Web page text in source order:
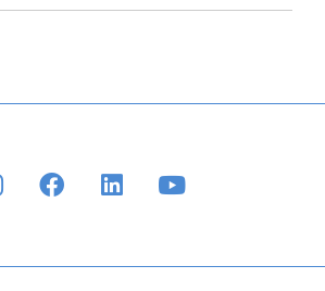
INSTAGRAMFACEBOOKLINKEDIN